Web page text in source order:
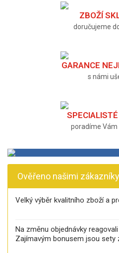
ZBOŽÍ
doručujeme
GARANCE
s námi
poradíme Vám
Ověřeno našimi zákazníky
Velký výběr kvalitního zboží a
Na změnu objednávky
Zajímavým bonusem jsou sety